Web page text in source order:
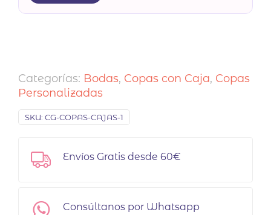
Categorías: Bodas, Copas con Caja, Copas
Personalizadas
SKU: CG-COPAS-CAJAS-1
Envíos Gratis desde 60€
Consúltanos por Whatsapp